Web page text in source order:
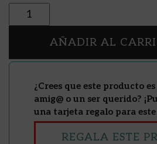
Cantidad
AÑADIR AL
¿Crees que este producto
amig@ o un ser querido?
una tarjeta regalo para
REGALA ESTE